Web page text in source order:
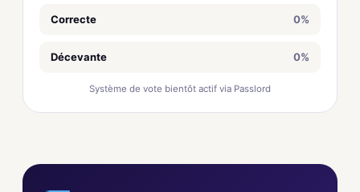
Correcte 0%
Décevante 0%
Système de vote bientôt actif via Passlord